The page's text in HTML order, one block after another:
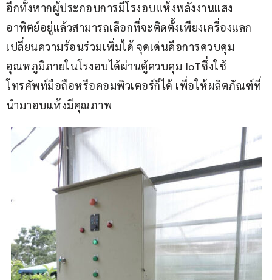
อีกทั้งหากผู้ประกอบการมีโรงอบแห้งพลังงานแสง
อาทิตย์อยู่แล้วสามารถเลือกที่จะติดตั้งเพียงเครื่องแลก
เปลี่ยนความร้อนร่วมเพิ่มได้ จุดเด่นคือการควบคุม
อุณหภูมิภายในโรงอบได้ผ่านตู้ควบคุม IoTซึ่งใช้
โทรศัพท์มือถือหรือคอมพิวเตอร์ก็ได้ เพื่อให้ผลิตภัณฑ์ที่
นำมาอบแห้งมีคุณภาพ